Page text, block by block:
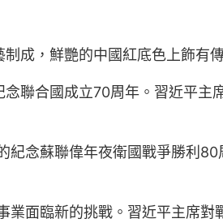
成，鮮艷的中國紅底色上飾有
聯合國成立70周年。習近平主
念蘇聯偉年夜衛國戰爭勝利
面臨新的挑戰。習近平主席